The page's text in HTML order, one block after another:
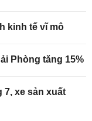
kinh tế vĩ mô
Phòng tăng 15%
7, xe sản xuất